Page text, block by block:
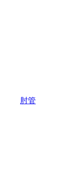
肘管